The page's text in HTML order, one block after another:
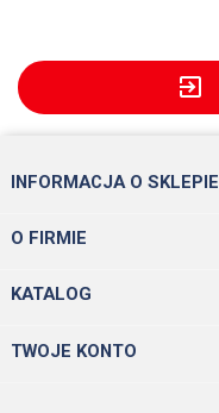
exit_to_app
INFORMACJA O SKLEPIE
O FIRMIE
KATALOG
TWOJE KONTO